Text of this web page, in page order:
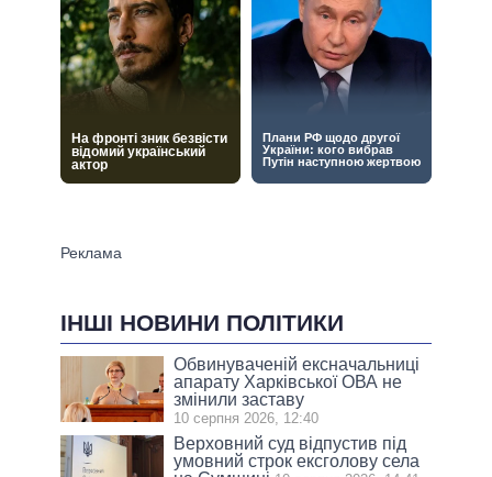
ІНШІ НОВИНИ ПОЛІТИКИ
Обвинуваченій ексначальниці
апарату Харківської ОВА не
змінили заставу
10 серпня 2026, 12:40
Верховний суд відпустив під
умовний строк ексголову села